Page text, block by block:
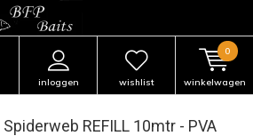
inloggen wishlist winkelwagen
0
REFILL 10mtr - PVA